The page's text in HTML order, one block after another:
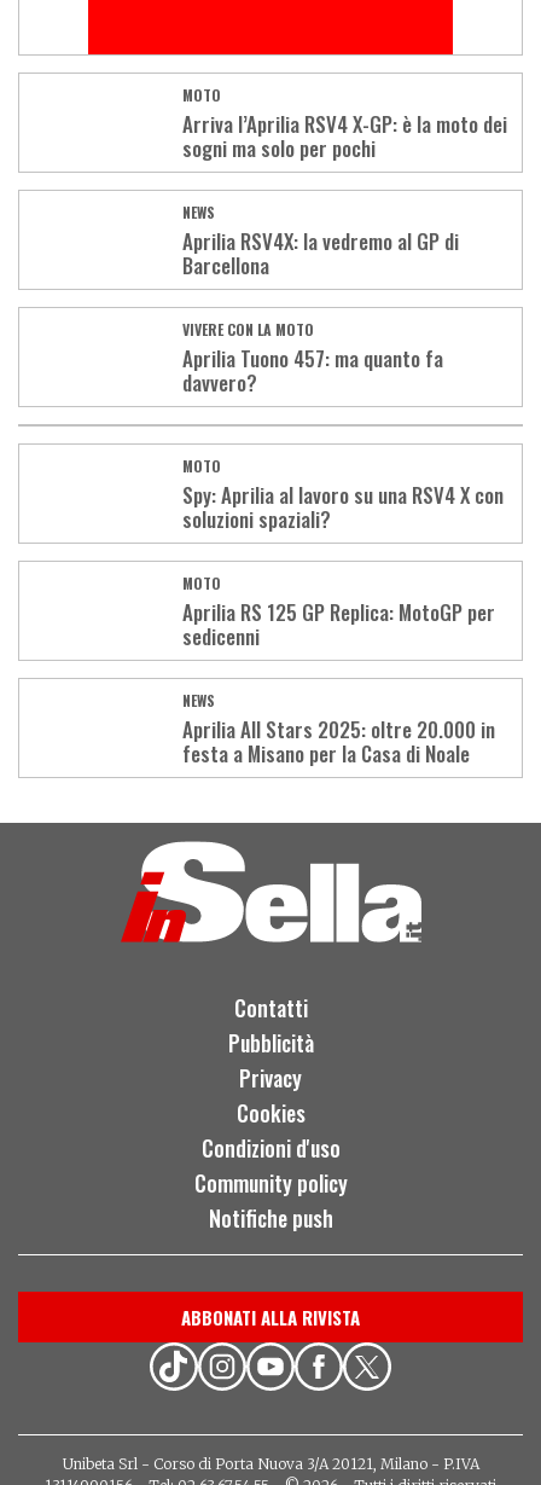
MOTO
Arriva l’Aprilia RSV4 X-GP: è la moto dei
sogni ma solo per pochi
NEWS
Aprilia RSV4X: la vedremo al GP di
Barcellona
VIVERE CON LA MOTO
Aprilia Tuono 457: ma quanto fa
davvero?
MOTO
Spy: Aprilia al lavoro su una RSV4 X con
soluzioni spaziali?
MOTO
Aprilia RS 125 GP Replica: MotoGP per
sedicenni
NEWS
Aprilia All Stars 2025: oltre 20.000 in
festa a Misano per la Casa di Noale
More
Contatti
Pubblicità
Privacy
Cookies
Condizioni d'uso
Community policy
Notifiche push
ABBONATI ALLA RIVISTA
Unibeta Srl - Corso di Porta Nuova 3/A 20121, Milano - P.IVA